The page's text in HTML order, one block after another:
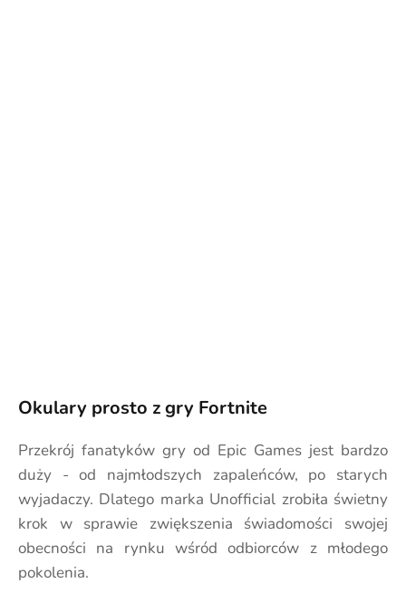
Okulary prosto z gry Fortnite
Przekrój fanatyków gry od Epic Games jest bardzo
duży - od najmłodszych zapaleńców, po starych
wyjadaczy. Dlatego marka Unofficial zrobiła świetny
krok w sprawie zwiększenia świadomości swojej
obecności na rynku wśród odbiorców z młodego
pokolenia.